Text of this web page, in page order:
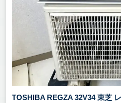
TOSHIBA REGZA 32V34 東芝